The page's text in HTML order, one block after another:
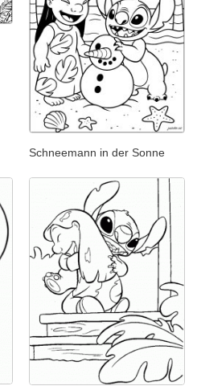
Schneemann in der Sonne